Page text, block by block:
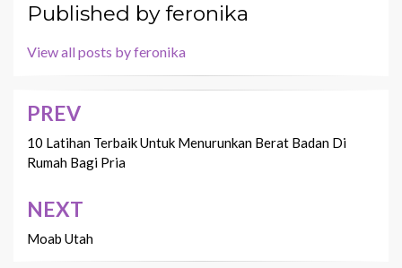
Published byferonika
View all posts by feronika
Navigasi
pos
PREV
10 Latihan Terbaik Untuk Menurunkan Berat Badan Di
Rumah Bagi Pria
NEXT
Moab Utah